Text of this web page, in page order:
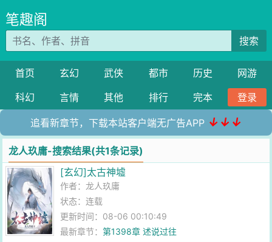
笔趣阁
搜索
首页 玄幻 武侠 都市 历史
网游
科幻
言情 其他 排行 完本 登录
追看新章节，下载本站客户端无广告APP ↓↓↓
龙人玖庸-搜索结果(共1条记录)
[玄幻]太古神墟
作者：龙人玖庸
状态：连载
更新时间：08-06 00:10:49
最新章节：第1398章 述说过往